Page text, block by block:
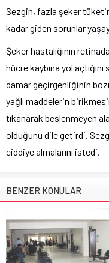
Sezgin, fazla şeker
kadar giden sorunlar
Şeker hastalığının
hücre kaybına yol
damar geçirgenliğinin
yağlı maddelerin
tıkanarak beslenmeyen
olduğunu dile getirdi.
ciddiye almalarını istedi.
BENZER KONULAR